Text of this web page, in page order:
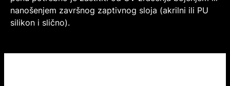
nanošenjem završnog zaptivnog sloja (akrilni ili PU
silikon i slično).